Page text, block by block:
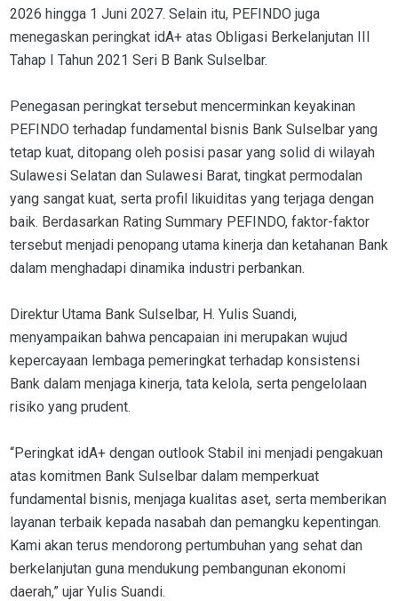
2026 hingga 1 Juni 2027. Selain itu, PEFINDO juga
menegaskan peringkat idA+ atas Obligasi Berkelanjutan III
Tahap I Tahun 2021 Seri B Bank Sulselbar.
Penegasan peringkat tersebut mencerminkan keyakinan
PEFINDO terhadap fundamental bisnis Bank Sulselbar yang
tetap kuat, ditopang oleh posisi pasar yang solid di wilayah
Sulawesi Selatan dan Sulawesi Barat, tingkat permodalan
yang sangat kuat, serta profil likuiditas yang terjaga dengan
baik. Berdasarkan Rating Summary PEFINDO, faktor-faktor
tersebut menjadi penopang utama kinerja dan ketahanan Bank
dalam menghadapi dinamika industri perbankan.
Direktur Utama Bank Sulselbar, H. Yulis Suandi,
menyampaikan bahwa pencapaian ini merupakan wujud
kepercayaan lembaga pemeringkat terhadap konsistensi
Bank dalam menjaga kinerja, tata kelola, serta pengelolaan
risiko yang prudent.
“Peringkat idA+ dengan outlook Stabil ini menjadi pengakuan
atas komitmen Bank Sulselbar dalam memperkuat
fundamental bisnis, menjaga kualitas aset, serta memberikan
layanan terbaik kepada nasabah dan pemangku kepentingan.
Kami akan terus mendorong pertumbuhan yang sehat dan
berkelanjutan guna mendukung pembangunan ekonomi
daerah,” ujar Yulis Suandi.